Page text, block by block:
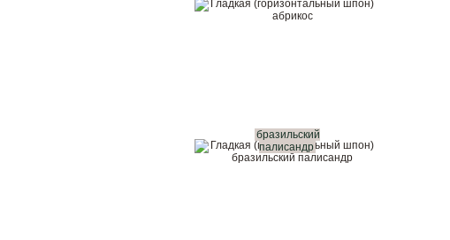
бразильский
палисандр